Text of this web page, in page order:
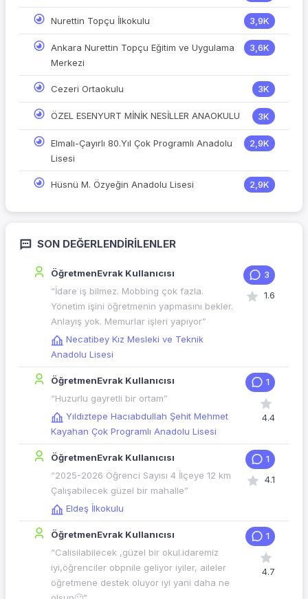
Nurettin Topçu İlkokulu 3,9K
Ankara Nurettin Topçu Eğitim ve Uygulama
Merkezi
3,6K
Cezeri Ortaokulu 3K
ÖZEL ESENYURT MİNİK NESİLLER ANAOKULU 3K
Elmalı-Çayırlı 80.Yıl Çok Programlı Anadolu
Lisesi
2,9K
Hüsnü M. Özyeğin Anadolu Lisesi 2,9K
SON DEĞERLENDIRILENLER
ÖğretmenEvrak Kullanıcısı
“İdare iş bilmez. Mobbing çok fazla.
Yönetim işini öğretmenin yapmasını bekler.
Anlayış yok. Memurlar işleri yapıyor”
Necatibey Kız Mesleki ve Teknik
Anadolu Lisesi
3
1.6
ÖğretmenEvrak Kullanıcısı
“Huzurlu gayretli bir ortam”
Yıldıztepe Hacıabdullah Şehit Mehmet
Kayahan Çok Programlı Anadolu Lisesi
1
4.4
ÖğretmenEvrak Kullanıcısı
“2025-2026 Öğrenci Sayısı 4 İlçeye 12 km
Çalışabilecek güzel bir mahalle”
Eldeş İlkokulu
1
4.1
ÖğretmenEvrak Kullanıcısı
“Calisilabilecek ,güzel bir okul.idaremiz
iyi,öğrenciler obpnile geliyor iyiler, aileler
öğretmene destek oluyor iyi yani daha ne
1
4.7